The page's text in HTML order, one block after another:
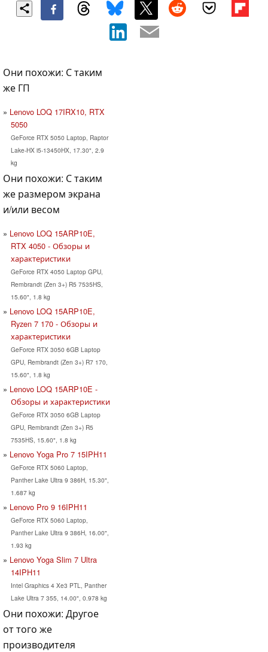
Они похожи: С таким
же ГП
Lenovo LOQ 17IRX10, RTX
5050
GeForce RTX 5050 Laptop, Raptor
Lake-HX i5-13450HX, 17.30", 2.9
kg
Они похожи: С таким
же размером экрана
и/или весом
Lenovo LOQ 15ARP10E,
RTX 4050 - Обзоры и
характеристики
GeForce RTX 4050 Laptop GPU,
Rembrandt (Zen 3+) R5 7535HS,
15.60", 1.8 kg
Lenovo LOQ 15ARP10E,
Ryzen 7 170 - Обзоры и
характеристики
GeForce RTX 3050 6GB Laptop
GPU, Rembrandt (Zen 3+) R7 170,
15.60", 1.8 kg
Lenovo LOQ 15ARP10E -
Обзоры и характеристики
GeForce RTX 3050 6GB Laptop
GPU, Rembrandt (Zen 3+) R5
7535HS, 15.60", 1.8 kg
Lenovo Yoga Pro 7 15IPH11
GeForce RTX 5060 Laptop,
Panther Lake Ultra 9 386H, 15.30",
1.687 kg
Lenovo Pro 9 16IPH11
GeForce RTX 5060 Laptop,
Panther Lake Ultra 9 386H, 16.00",
1.93 kg
Lenovo Yoga Slim 7 Ultra
14IPH11
Intel Graphics 4 Xe3 PTL, Panther
Lake Ultra 7 355, 14.00", 0.978 kg
Они похожи: Другое
от того же
производителя